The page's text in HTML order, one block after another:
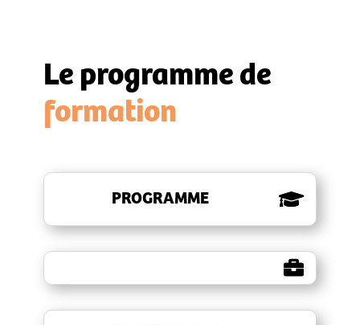
Le programme de
formation
PROGRAMME